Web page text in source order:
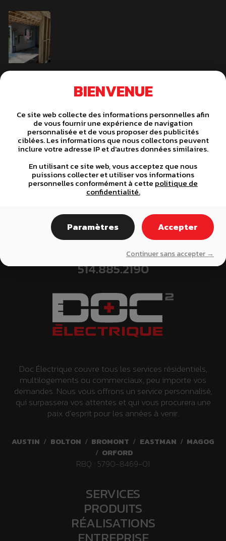
o
R
< PREVIOUS
DES SPÉCIALISTES À VOTRE
SERVICE !
450.521.0790
819.674.7009
ses alentours
514.885.2190
Doc Électrique couvre tous les services résidentiels,
multilogements ou commerciaux, peu importe vos
demandes. Nous vous offrons un service personnalisé,
qui surpassera vos attentes et qui vous procurera une
paix d’esprit pour les années à venir.
AUSTIN / BOLTON / BROMONT / EASTMAN / MAGOG
/ ORFORD
RBQ : 5790-8469-01
SERVICES
PRODUITS
RÉALISATIONS
BIENVENUE
Ce site web collecte des informations personnelles afin
de vous fournir une expérience de navigation
personnalisée et de vous proposer des publicités
ciblées. Les informations que nous collectons peuvent
inclure votre adresse IP et d'autres données similaires.
En utilisant ce site web, vous acceptez que nous
puissions collecter et utiliser vos informations
personnelles conformément à cette politique de
confidentialité.
Paramètres Accepter
Continuer sans accepter →